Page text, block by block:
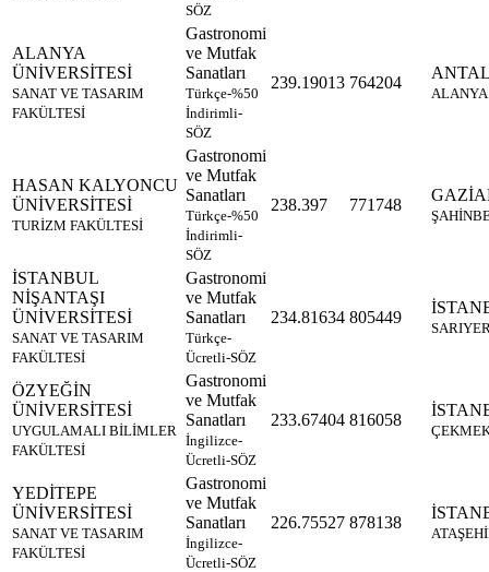
SÖZ
ALANYA
ÜNİVERSİTESİ
SANAT VE TASARIM
FAKÜLTESİ
Gastronomi
ve Mutfak
Sanatları
Türkçe-%50
İndirimli-
SÖZ
239.19013 764204
ALANYA
HASAN KALYONCU
ÜNİVERSİTESİ
TURİZM FAKÜLTESİ
Gastronomi
ve Mutfak
Sanatları
Türkçe-%50
İndirimli-
SÖZ
238.397 771748
İSTANBUL
NİŞANTAŞI
ÜNİVERSİTESİ
SANAT VE TASARIM
FAKÜLTESİ
Gastronomi
ve Mutfak
Sanatları
Türkçe-
Ücretli-SÖZ
234.81634 805449
ÖZYEĞİN
ÜNİVERSİTESİ
UYGULAMALI BİLİMLER
FAKÜLTESİ
Gastronomi
ve Mutfak
Sanatları
İngilizce-
Ücretli-SÖZ
233.67404 816058
YEDİTEPE
ÜNİVERSİTESİ
SANAT VE TASARIM
FAKÜLTESİ
Gastronomi
ve Mutfak
Sanatları
İngilizce-
Ücretli-SÖZ
226.75527 878138